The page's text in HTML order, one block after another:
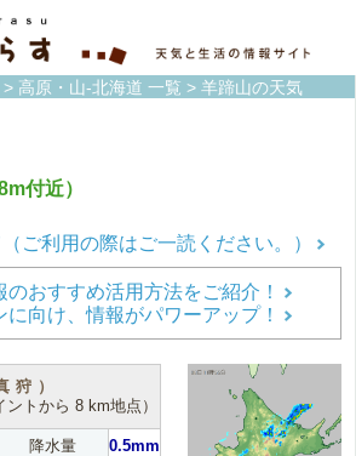
> 高原・山-北海道 一覧 > 羊蹄山の天気
付近）
ご利用の際はご一読ください。）
のおすすめ活用方法をご紹介！
に向け、情報がパワーアップ！
狩）
ントから 8 km地点）
降水量
0.5mm